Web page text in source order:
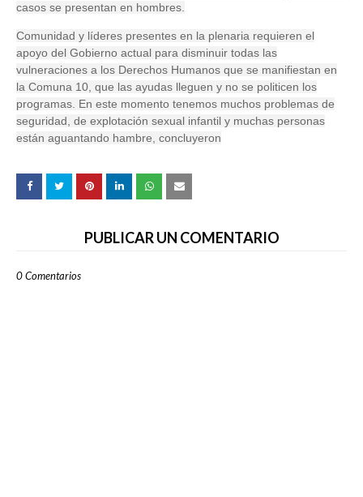
casos se presentan en hombres.
Comunidad y líderes presentes en la plenaria requieren el
apoyo del Gobierno actual para disminuir todas las
vulneraciones a los Derechos Humanos que se manifiestan en
la Comuna 10, que las ayudas lleguen y no se politicen los
programas. En este momento tenemos muchos problemas de
seguridad, de explotación sexual infantil y muchas personas
están aguantando hambre, concluyeron
PUBLICAR UN COMENTARIO
0 Comentarios